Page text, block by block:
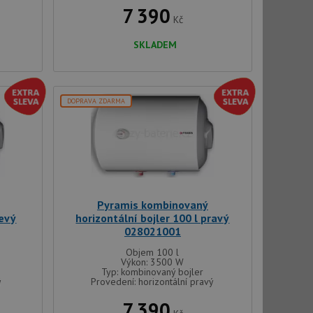
7 390 Kč
SKLADEM
DOPRAVA ZDARMA
Pyramis kombinovaný
horizontální bojler 100 l pravý
028021001
Objem 100 l
Výkon: 3500 W
Typ: kombinovaný bojler
Provedení: horizontální pravý
účtu. Webové
zařízení, která
a zlepšila
cookie lepivosti
na trvání s
použit jako pro
k
Script.com